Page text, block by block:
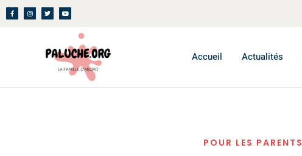
Accueil Actualités
POUR LES PARENTS